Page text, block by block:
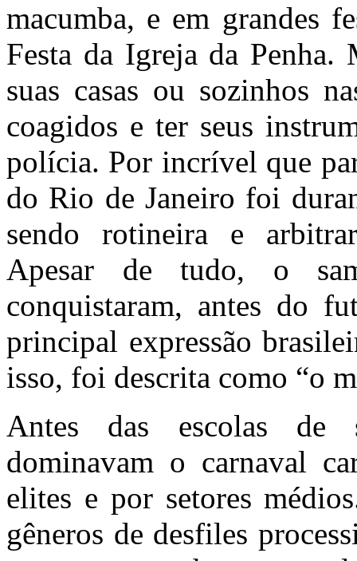
macumba, e em grandes
Festa da Igreja da Penha.
suas casas ou sozinhos
coagidos e ter seus
polícia. Por incrível que
do Rio de Janeiro foi
sendo rotineira e
Apesar de tudo, o
conquistaram, antes do
principal expressão
isso, foi descrita como “o
Antes das escolas de
dominavam o carnaval
elites e por setores
gêneros de desfiles